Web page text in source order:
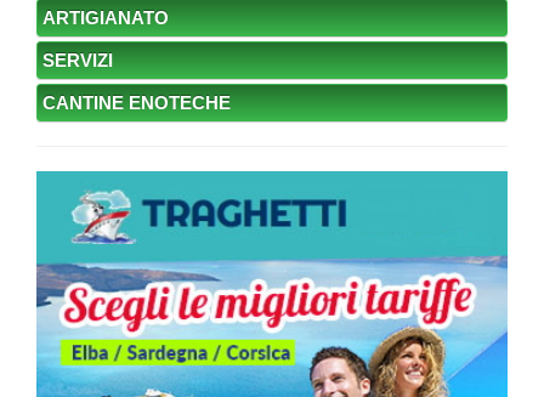
ARTIGIANATO
SERVIZI
CANTINE ENOTECHE